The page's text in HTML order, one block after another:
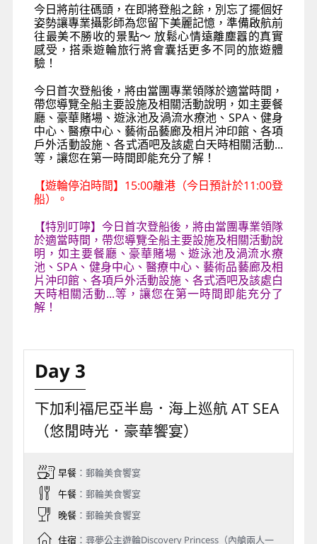
今日將前往碼頭，在即將登船之餘，別忘了擺個好
姿勢讓專業攝影師為您留下美麗記憶，準備啟航前
往最美不勝收的景點～ 放鬆心情遠離塵囂的真實
感受，搭乘遊輪旅行將會囊括更多不同的旅遊體
驗！
今日首次登船後，將由當團專業領隊於適當時間，
帶您導覽全船主要設施及相關活動說明，如主要餐
廳、豪華賭場、遊泳池及渦流水療池、SPA、健身
中心、醫療中心、藝術品藝廊及相片沖印館、各項
戶外活動設施、各式酒吧及該處白天時相關活動...
等，讓您在第一時間即能充分了解！
【遊輪停泊時間】15:00離港（今日預計於11:00登
船）。
【特別叮嚀】今日首次登船後，將由當團專業領隊
於適當時間，帶您導覽全船主要設施及相關活動說
明，如主要餐廳、豪華賭場、遊泳池及渦流水療
池、SPA、健身中心、醫療中心、藝術品藝廊及相
片沖印館、各項戶外活動設施、各式酒吧及該處白
天時相關活動...等，讓您在第一時間即能充分了
解！
Day 3
下加利福尼亞半島．海上巡航 AT SEA
（悠閒時光．豪華饗宴）
早餐：郵輪美食饗宴
午餐：郵輪美食饗宴
晚餐：郵輪美食饗宴
住宿：尋夢公主遊輪Discovery Princess（內艙兩人一